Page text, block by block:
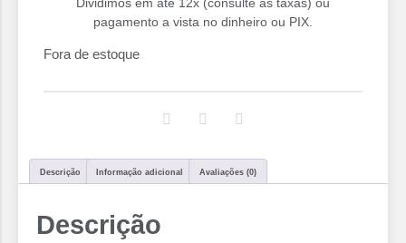
pagamento a vista no dinheiro ou PIX.
Fora de estoque
Descrição Informação adicional Avaliações (0)
Descrição